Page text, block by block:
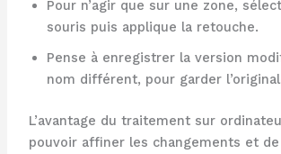
Pour n’agir que sur une zone,
souris puis applique la retouche.
Pense à enregistrer la version
nom différent, pour garder
L’avantage du traitement sur
pouvoir affiner les changements et